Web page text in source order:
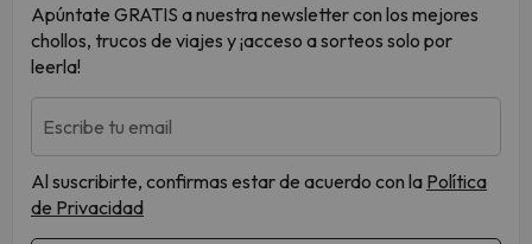
Apúntate GRATIS a nuestra newsletter con los mejores
chollos, trucos de viajes y ¡acceso a sorteos solo por
leerla!
Escribe tu email
Al suscribirte, confirmas estar de acuerdo con la Política
de Privacidad